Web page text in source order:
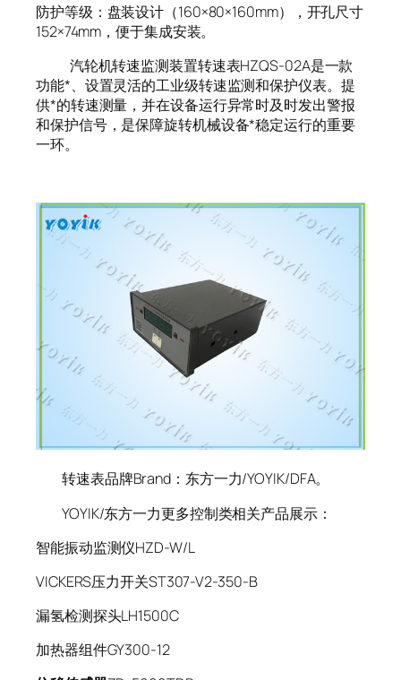
防护等级：盘装设计（160×80×160mm），开孔尺寸
152×74mm，便于集成安装。
汽轮机转速监测装置转速表HZQS-02A是一款
功能*、设置灵活的工业级转速监测和保护仪表。提
供*的转速测量，并在设备运行异常时及时发出警报
和保护信号，是保障旋转机械设备*稳定运行的重要
一环。
转速表品牌Brand：东方一力/YOYIK/DFA。
YOYIK/东方一力更多控制类相关产品展示：
智能振动监测仪HZD-W/L
VICKERS压力开关ST307-V2-350-B
漏氢检测探头LH1500C
加热器组件GY300-12